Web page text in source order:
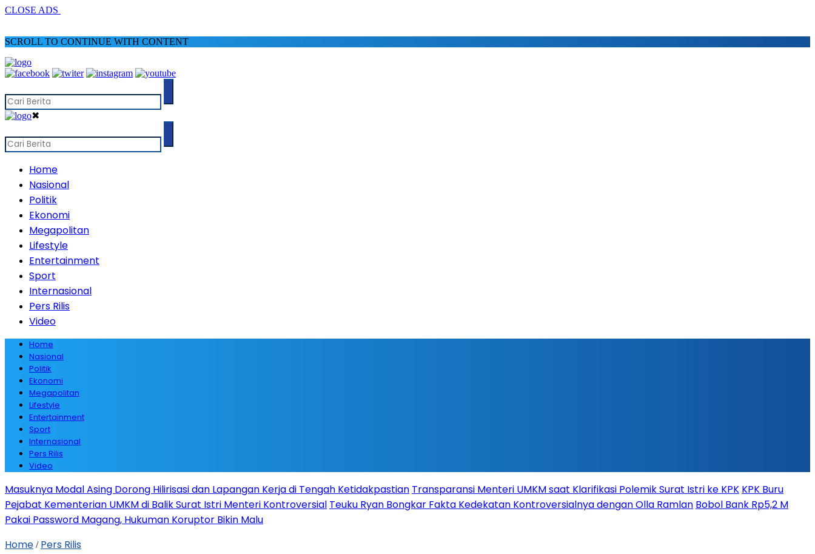
CLOSE ADS
SCROLL TO CONTINUE WITH CONTENT
✖
Home
Nasional
Politik
Ekonomi
Megapolitan
Lifestyle
Entertainment
Sport
Internasional
Pers Rilis
Video
Home
Nasional
Politik
Ekonomi
Megapolitan
Lifestyle
Entertainment
Sport
Internasional
Pers Rilis
Video
Masuknya Modal Asing Dorong Hilirisasi dan Lapangan Kerja di Tengah Ketidakpastian Transparansi Menteri UMKM saat Klarifikasi Polemik Surat Istri ke KPK KPK Buru
Pejabat Kementerian UMKM di Balik Surat Istri Menteri Kontroversial Teuku Ryan Bongkar Fakta Kedekatan Kontroversialnya dengan Olla Ramlan Bobol Bank Rp5,2 M
Pakai Password Magang, Hukuman Koruptor Bikin Malu
Home / Pers Rilis